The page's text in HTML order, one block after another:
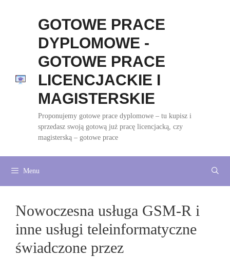
GOTOWE PRACE
DYPLOMOWE -
GOTOWE PRACE
LICENCJACKIE I
MAGISTERSKIE
Proponujemy gotowe prace dyplomowe – tu kupisz i
sprzedasz swoją gotową już pracę licencjacką, czy
magisterską – gotowe prace
Menu
Nowoczesna usługa GSM-R i
inne usługi teleinformatyczne
świadczone przez